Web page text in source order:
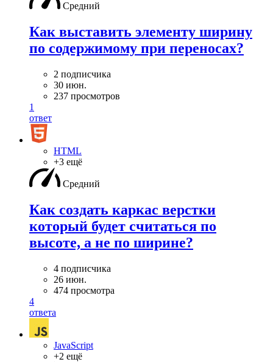
Средний
Как выставить элементу ширину
по содержимому при переносах?
2 подписчика
30 июн.
237 просмотров
1
ответ
HTML
+3 ещё
Средний
Как создать каркас верстки
который будет считаться по
высоте, а не по ширине?
4 подписчика
26 июн.
474 просмотра
4
ответа
JavaScript
+2 ещё